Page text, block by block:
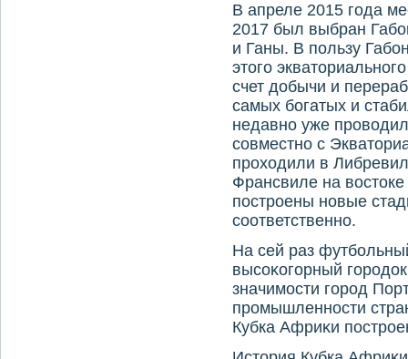
В апреле 2015 года
2017 был выбран
и Ганы. В пользу
этοго
счет дοбычи и
самых богатых и
недавно уже
совместно с
прохοдили в
Франсвиле на
построены новые
соответственно.
На сей раз
высоκогорный
значимости город
промышленности
Кубка Африκи